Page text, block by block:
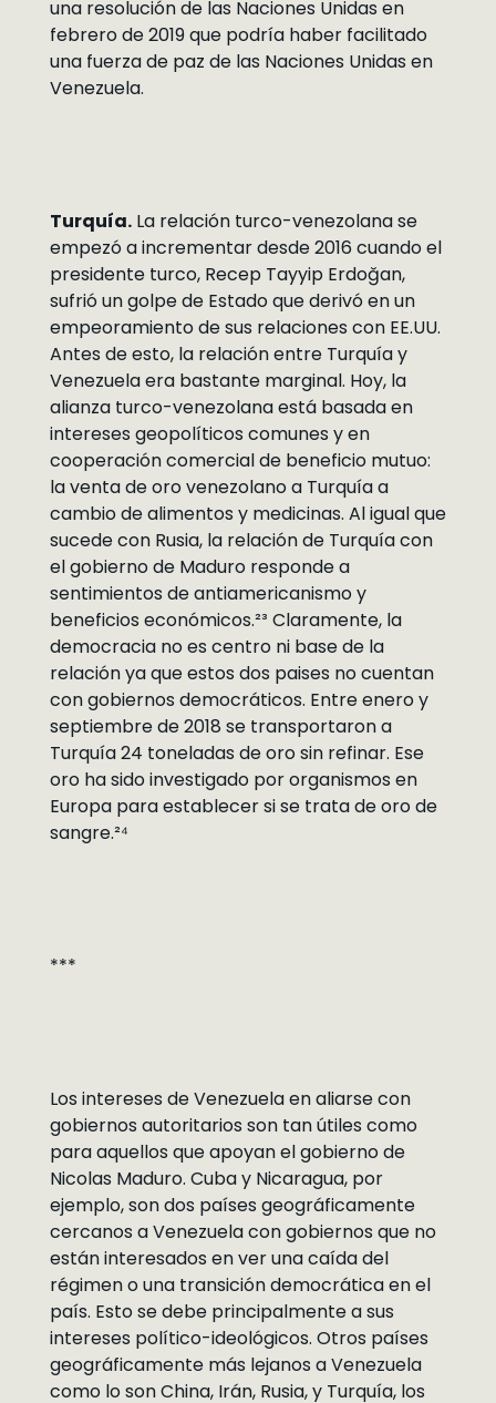
una resolución de las Naciones Unidas en
febrero de 2019 que podría haber facilitado
una fuerza de paz de las Naciones Unidas en
Venezuela.
Turquía.La relación turco-venezolana se
empezó a incrementar desde 2016 cuando el
presidente turco, Recep Tayyip Erdoğan,
sufrió un golpe de Estado que derivó en un
empeoramiento de sus relaciones con EE.UU.
Antes de esto, la relación entre Turquía y
Venezuela era bastante marginal. Hoy, la
alianza turco-venezolana está basada en
intereses geopolíticos comunes y en
cooperación comercial de beneficio mutuo:
la venta de oro venezolano a Turquía a
cambio de alimentos y medicinas. Al igual que
sucede con Rusia, la relación de Turquía con
el gobierno de Maduro responde a
sentimientos de antiamericanismo y
beneficios económicos.²³ Claramente, la
democracia no es centro ni base de la
relación ya que estos dos paises no cuentan
con gobiernos democráticos. Entre enero y
septiembre de 2018 se transportaron a
Turquía 24 toneladas de oro sin refinar. Ese
oro ha sido investigado por organismos en
Europa para establecer si se trata de oro de
sangre.²⁴
***
Los intereses de Venezuela en aliarse con
gobiernos autoritarios son tan útiles como
para aquellos que apoyan el gobierno de
Nicolas Maduro. Cuba y Nicaragua, por
ejemplo, son dos países geográficamente
cercanos a Venezuela con gobiernos que no
están interesados en ver una caída del
régimen o una transición democrática en el
país. Esto se debe principalmente a sus
intereses político-ideológicos. Otros países
geográficamente más lejanos a Venezuela
como lo son China, Irán, Rusia, y Turquía, los